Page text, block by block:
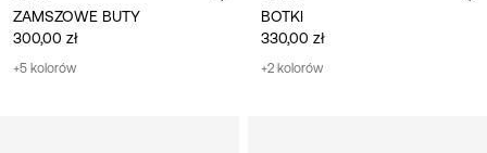
ZAMSZOWE BUTY
300,00 zł
+5 kolorów
BOTKI
330,00 zł
+2 kolorów